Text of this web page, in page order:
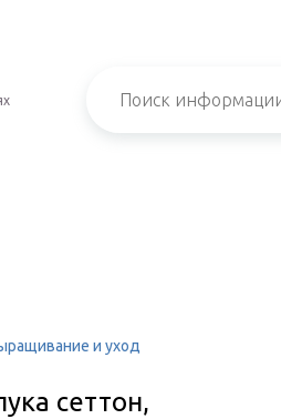
и уход
сеттон,